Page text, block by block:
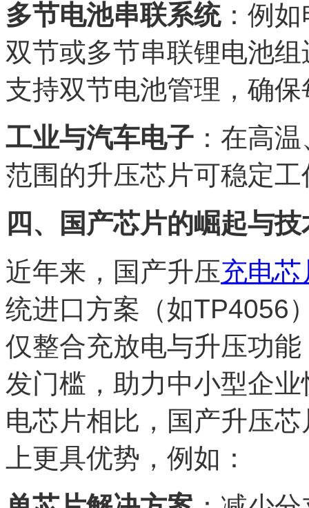
多节电池串联系统：例如
双节或多节串联锂电池
支持双节电池管理，确
工业与汽车电子 ：在高
范围的升压芯片可稳定
四、国产芯片的崛起与
近年来，国产升压充电芯
统进口方案（如TP4056
仅整合充放电与升压功
发门槛，助力中小型企
电芯片相比，国产升压
上更具优势，例如：